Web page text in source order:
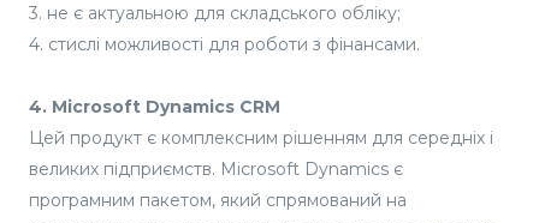
3. не є актуальною для складського обліку;
4. стислі можливості для роботи з фінансами.
4. Microsoft Dynamics CRM
Цей продукт є комплексним рішенням для середніх і
великих підприємств. Microsoft Dynamics є
програмним пакетом, який спрямований на